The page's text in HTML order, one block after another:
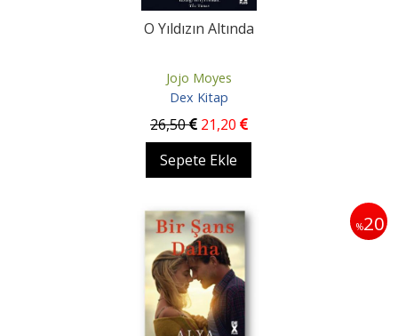
O Yıldızın Altında
Jojo Moyes
Dex Kitap
26,50 21,20
Sepete Ekle
%20